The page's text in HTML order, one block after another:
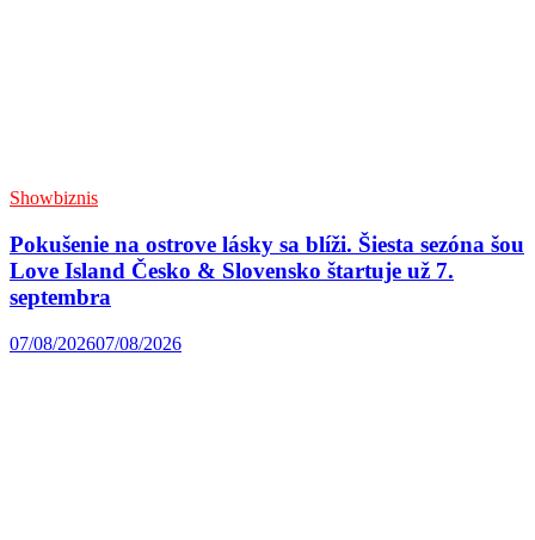
Showbiznis
Pokušenie na ostrove lásky sa blíži. Šiesta sezóna šou
Love Island Česko & Slovensko štartuje už 7.
septembra
07/08/202607/08/2026